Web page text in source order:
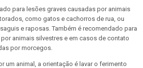
para lesões graves causadas por animais
como gatos e cachorros de rua, ou
e raposas. Também é recomendado para
animais silvestres e em casos de contato
por morcegos.
um animal, a orientação é lavar o ferimento